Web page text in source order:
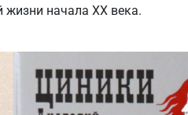
жизни начала ХХ века.